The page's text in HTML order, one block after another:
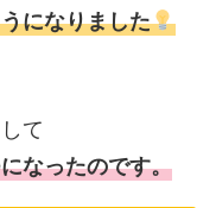
になりました
て
なったのです。